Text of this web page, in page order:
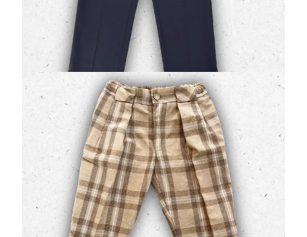
59,50 €
Pantalone Bambino Jeckerson Tartan Beige e
Celeste in Misto Lino
(0 Valutazioni)
Jeckerson •Jeans e Pantaloni Bambino
Uno stile senza tempo che profuma di estate e
occasioni speciali: ilpantalone Jeckerson modello
JB5633
è un capolavoro di eleganza j…